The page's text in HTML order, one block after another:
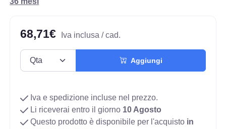
68,71€ Iva inclusa / cad.
Aggiungi
Iva e spedizione incluse nel prezzo.
Li riceverai entro il giorno 10 Agosto
Questo prodotto è disponibile per l'acquisto in